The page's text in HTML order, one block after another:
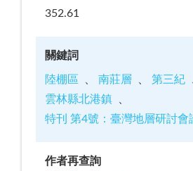
352.61
關鍵詞
陸棚區 南莊層 第三紀
雲林縣北港鎮
特刊 第4號：臺灣地層研討會
作者再查詢